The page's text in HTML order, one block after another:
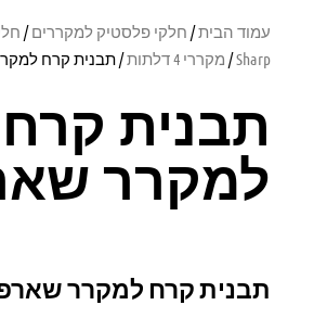
עמוד הבית/ חלקי פלסטיק למקררים/
Sharp
/ מקררי 4 דלתות / תבנית קרח
תבנית קרח
למקרר
תבנית קרח למקרר